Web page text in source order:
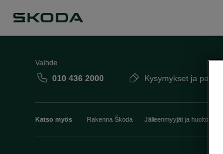
Vaihde
010 436 2000 Kysymykset ja palaute
Katso myös Rakenna Škoda Jälleenmyyjät ja huolto